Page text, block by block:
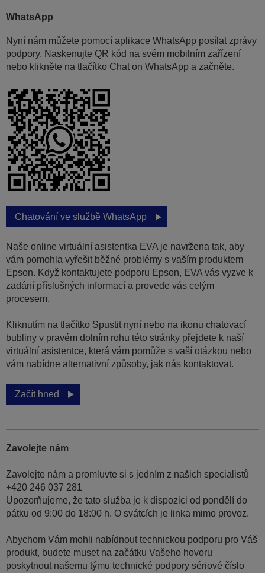
WhatsApp
Nyní nám můžete pomocí aplikace WhatsApp posílat zprávy
podpory. Naskenujte QR kód na svém mobilním zařízení
nebo klikněte na tlačítko Chat on WhatsApp a začněte.
Chatování ve službě WhatsApp
Naše online virtuální asistentka EVA je navržena tak, aby
vám pomohla vyřešit běžné problémy s vaším produktem
Epson. Když kontaktujete podporu Epson, EVA vás vyzve k
zadání příslušných informací a provede vás celým
procesem.
Kliknutím na tlačítko Spustit nyní nebo na ikonu chatovací
bubliny v pravém dolním rohu této stránky přejdete k naší
virtuální asistentce, která vám pomůže s vaší otázkou nebo
vám nabídne alternativní způsoby, jak nás kontaktovat.
Začít hned
Zavolejte nám
Zavolejte nám a promluvte si s jedním z našich specialistů
+420 246 037 281
Upozorňujeme, že tato služba je k dispozici od pondělí do
pátku od 9:00 do 18:00 h. O svátcích je linka mimo provoz.
Abychom Vám mohli nabídnout technickou podporu pro Váš
produkt, budete muset na začátku Vašeho hovoru
poskytnout našemu týmu technické podpory sériové číslo